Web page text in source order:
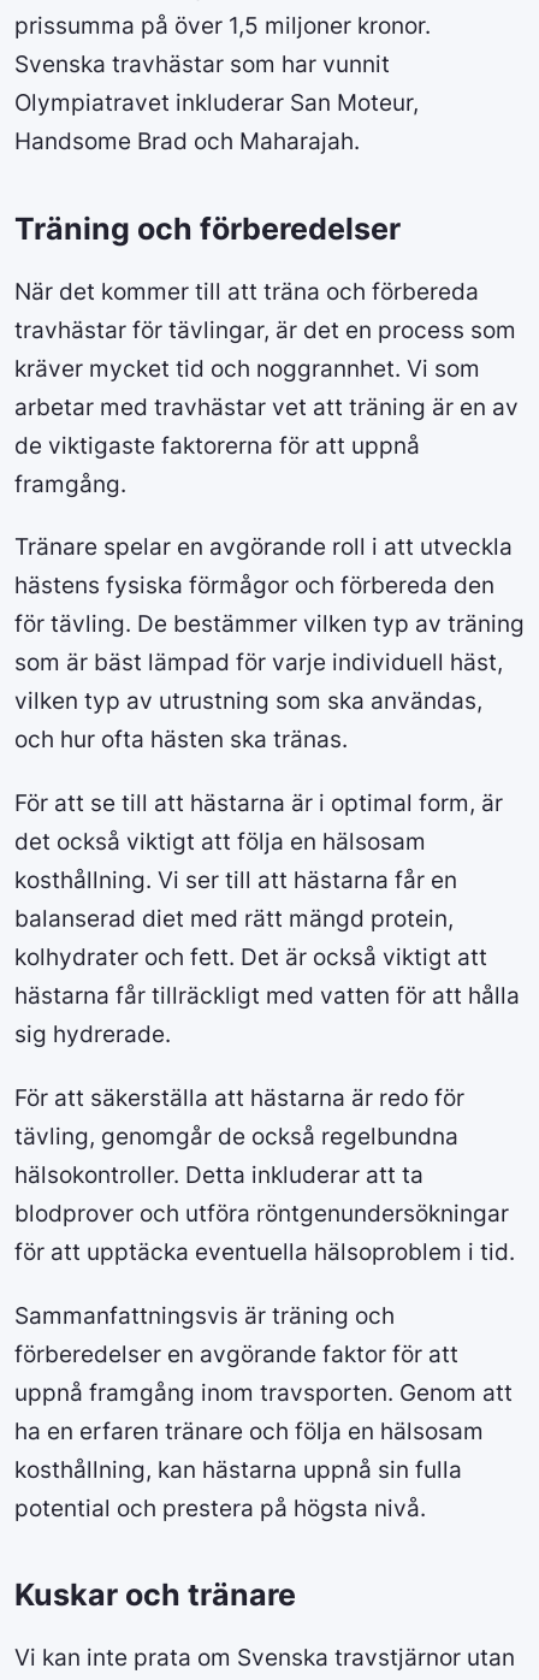
prissumma på över 1,5 miljoner kronor.
Svenska travhästar som har vunnit
Olympiatravet inkluderar San Moteur,
Handsome Brad och Maharajah.
Träning och förberedelser
När det kommer till att träna och förbereda
travhästar för tävlingar, är det en process som
kräver mycket tid och noggrannhet. Vi som
arbetar med travhästar vet att träning är en av
de viktigaste faktorerna för att uppnå
framgång.
Tränare spelar en avgörande roll i att utveckla
hästens fysiska förmågor och förbereda den
för tävling. De bestämmer vilken typ av träning
som är bäst lämpad för varje individuell häst,
vilken typ av utrustning som ska användas,
och hur ofta hästen ska tränas.
För att se till att hästarna är i optimal form, är
det också viktigt att följa en hälsosam
kosthållning. Vi ser till att hästarna får en
balanserad diet med rätt mängd protein,
kolhydrater och fett. Det är också viktigt att
hästarna får tillräckligt med vatten för att hålla
sig hydrerade.
För att säkerställa att hästarna är redo för
tävling, genomgår de också regelbundna
hälsokontroller. Detta inkluderar att ta
blodprover och utföra röntgenundersökningar
för att upptäcka eventuella hälsoproblem i tid.
Sammanfattningsvis är träning och
förberedelser en avgörande faktor för att
uppnå framgång inom travsporten. Genom att
ha en erfaren tränare och följa en hälsosam
kosthållning, kan hästarna uppnå sin fulla
potential och prestera på högsta nivå.
Kuskar och tränare
Vi kan inte prata om Svenska travstjärnor utan